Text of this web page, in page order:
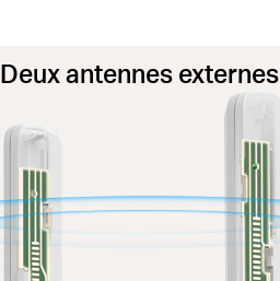
Deux antennes externes